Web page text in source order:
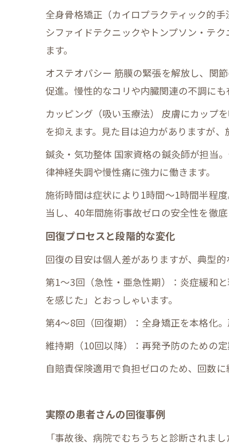
全身骨格矯正（カイロプラクティック的
シファイドテクニックやトンプソン・テ
ます。
オステオパシー 筋膜の緊張を解放し、関
促進。慢性的なコリや内臓関連の不調にも
カッピング（吸い玉療法） 皮膚にカップ
を抑えます。見た目は迫力がありますが、
鍼灸・気功整体 国家資格の鍼灸師が担当
律神経失調や慢性痛に強力に働きます。
施術時間は症状により1時間～1時間半程
当し、40年間施術事故ゼロの安全性を徹底
回復プロセスと段階的な変化
回復の目安は個人差がありますが、典型的
第1～3回（急性・亜急性期）：炎症緩和
を感じた」とおっしゃいます。
第4～8回（回復期）：全身矯正を本格化
維持期（10回以降）：再発予防のための
自賠責保険適用で負担ゼロのため、回数
実際の患者さんの回復事例
「事故後、病院でむちうちと診断されま